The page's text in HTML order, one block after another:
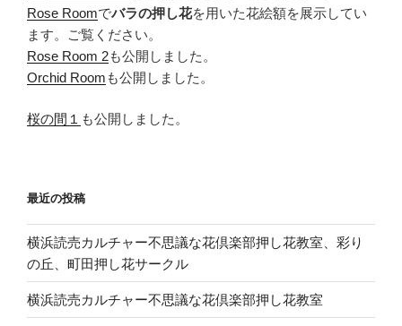
Rose Roomでバラの押し花を用いた花絵額を展示してい
ます。ご覧ください。
Rose Room 2も公開しました。
Orchid Room も公開しました。
桜の間１ も公開しました。
最近の投稿
横浜読売カルチャー不思議な花倶楽部押し花教室、彩り
の丘、町田押し花サークル
横浜読売カルチャー不思議な花倶楽部押し花教室